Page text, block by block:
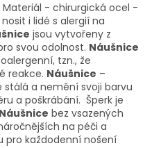
- chirurgická ocel -
i lidé s alergií na
jsou vytvořeny z
svou odolnost. Náušnice
tzn., že
reakce. Náušnice –
a nemění svoji barvu
a poškrábání. Šperk je
Náušnice bez vsazených
na péči a
pro každodenní nošení